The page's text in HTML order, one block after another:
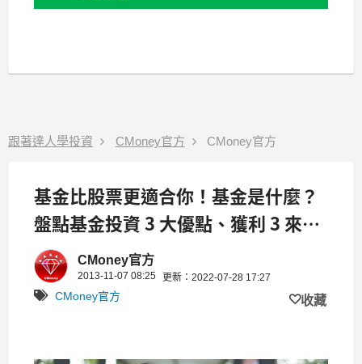
跟著達人學投資 CMoney官方 CMoney官方
基金比股票更適合你！基金是什麼？
盤點基金投資 3 大優點、獲利 3 來
源！
CMoney官方
2013-11-07 08:25 更新：2022-07-28 17:27
CMoney官方 收藏